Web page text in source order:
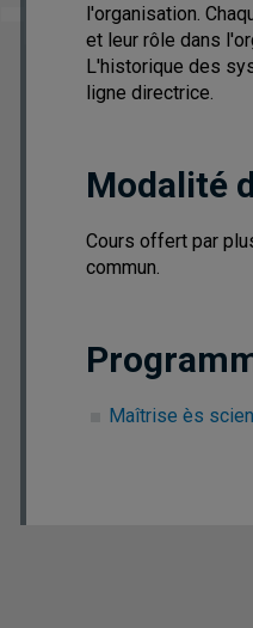
l'organisation.
et leur rôle dans
L'historique des
ligne directrice.
Modalité
Cours offert par
commun.
Maîtrise ès